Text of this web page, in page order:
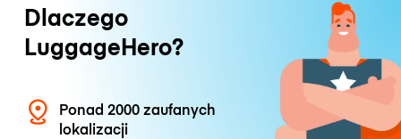
Dlaczego
LuggageHero?
Ponad 2000 zaufanych
lokalizacji